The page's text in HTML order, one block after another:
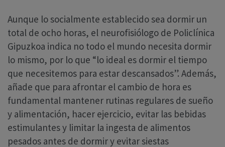
Aunque lo socialmente establecido sea dormir un
total de ocho horas, el neurofisiólogo de Policlínica
Gipuzkoa indica no todo el mundo necesita dormir
lo mismo, por lo que “lo ideal es dormir el tiempo
que necesitemos para estar descansados”. Además,
añade que para afrontar el cambio de hora es
fundamental mantener rutinas regulares de sueño
y alimentación, hacer ejercicio, evitar las bebidas
estimulantes y limitar la ingesta de alimentos
pesados antes de dormir y evitar siestas